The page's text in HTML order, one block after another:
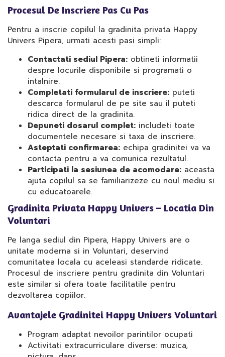
Procesul De Inscriere Pas Cu Pas
Pentru a inscrie copilul la gradinita privata Happy
Univers Pipera, urmati acesti pasi simpli:
Contactati sediul Pipera: obtineti informatii
despre locurile disponibile si programati o
intalnire.
Completati formularul de inscriere: puteti
descarca formularul de pe site sau il puteti
ridica direct de la gradinita.
Depuneti dosarul complet: includeti toate
documentele necesare si taxa de inscriere.
Asteptati confirmarea: echipa gradinitei va va
contacta pentru a va comunica rezultatul.
Participati la sesiunea de acomodare: aceasta
ajuta copilul sa se familiarizeze cu noul mediu si
cu educatoarele.
Gradinita Privata Happy Univers – Locatia Din
Voluntari
Pe langa sediul din Pipera, Happy Univers are o
unitate moderna si in Voluntari, deservind
comunitatea locala cu aceleasi standarde ridicate.
Procesul de inscriere pentru gradinita din Voluntari
este similar si ofera toate facilitatile pentru
dezvoltarea copiilor.
Avantajele Gradinitei Happy Univers Voluntari
Program adaptat nevoilor parintilor ocupati
Activitati extracurriculare diverse: muzica,